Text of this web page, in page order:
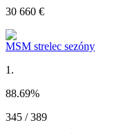
30 660 €
MSM strelec sezóny
1.
88.69%
345 / 389